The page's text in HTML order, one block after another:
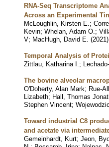
RNA-Seq Transcriptome
Across an Experimental
McLoughlin, Kirsten E. ;
Kevin; Whelan, Adam O. ;
V; MacHugh, David E. (2021)
Temporal Analysis of
Zittlau, Katharina I. ;
The bovine alveolar
O'Doherty, Alan Mark; Rue-
Lizabeth; Hall, Thomas
Stephen Vincent;
Toward industrial C8
and acetate via
Gemeinhardt, Kurt; Jeon,